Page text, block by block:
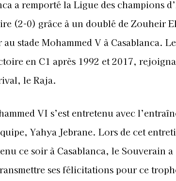
a remporté la Ligue des champions
(2-0) grâce à un doublé de Zouheir
stade Mohammed V à Casablanca.
en C1 après 1992 et 2017,
le Raja.
VI s’est entretenu avec
Yahya Jebrane. Lors de cet
ce soir à Casablanca, le Souverain
ses félicitations pour ce